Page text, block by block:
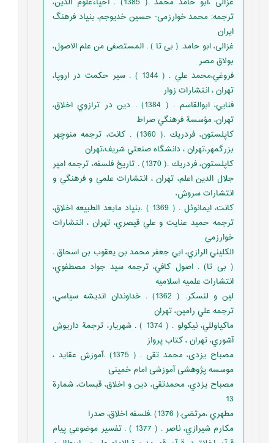
ترجمه: محمد خوارزمی- حسین خدیوجم، بنیاد فرهنگ
ایران
غزالی، ابو حامد. ( بی تا ) . المستصفی من علم الاصول،
بولاق مصر
فروغي،محمد علي . ( 1344 ) . سير حكمت در اروپا،
تهران ، انتشارات زوار
فنايي، ابوالقاسم . ( 1384) . دين در ترازوي اخلاق،
تهران، مؤسسة فرهنگي صراط
كاپلستون، فردريك .( 1360) . كانت، ترجمه منوچهر
بزرگمهر،تهران ، دانشگاه صنعتي شريف،تهران
كاپلستون، فردريك .( 1370) . تاريخ فلسفه، ترجمه امير
جلال الدين اعلم، تهران ، انتشارات علمي و فرهنگي و
انتشارات سروش،
كانت، ايمانوئل . ( 1369 ) .بنياد مابعد الطبيعه اخلاق،
ترجمه حميد عنايت و علي قيصري، تهران ، انتشارات
خوارزمي
الكليني الرازي، ابي جعفر محمد بن يعقوب بن اسحاق .
( بی تا) . اصول كافي، ترجمه سيد جواد مصطفوي،
انتشارات علميه اسلاميه
لين و لنسكر. ( 1362) . خداوندان انديشه سياسي،
ترجمه علي رامين، تهران
ماكياوللي، نيكولو . ( 1374 ) . شهريار، ترجمة داريوش
آشوري، تهران ، كتاب پرواز
مصباح یزدی، محمد تقی . ( 1375) .آموزش عقاید ،
موسسه پژوهشی آموزشی امام خمینی
مصباح يزدي، محمدتقي، دين و اخلاق، قبسات، شمارة
13
مطهري ،مرتضی.( 1376) .فلسفه اخلاق، صدرا
مکارم شيرازي، ناصر . ( 1377 ) . تفسير موضوعي پيام